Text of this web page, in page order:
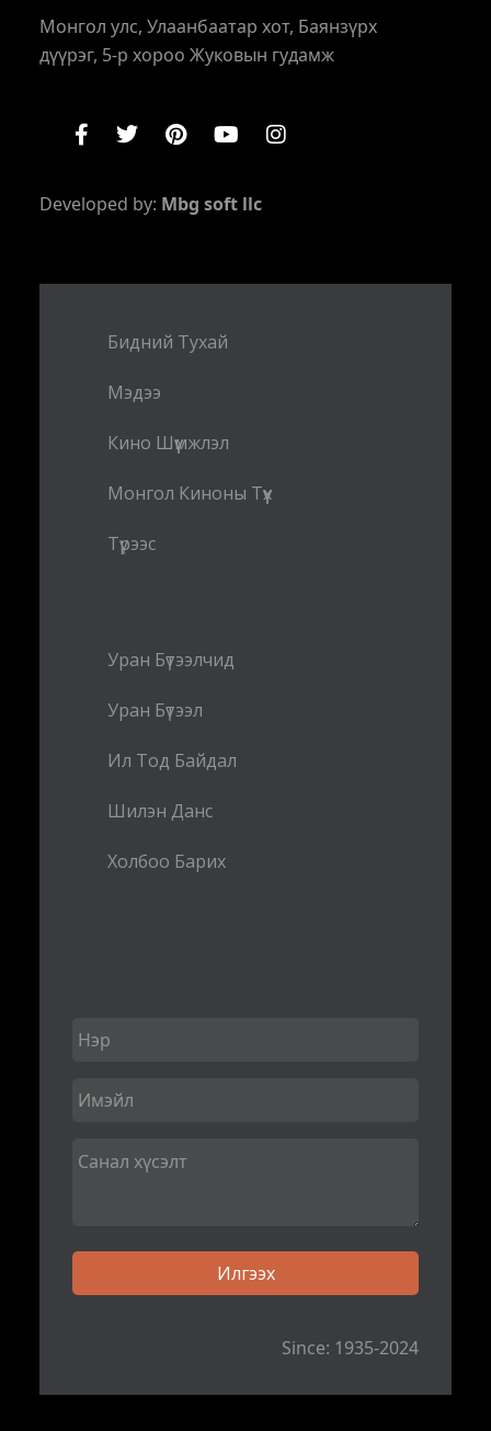
Монгол улс, Улаанбаатар хот, Баянзүрх
дүүрэг, 5-р хороо Жуковын гудамж
Developed by: Mbg soft llc
Бидний Тухай
Мэдээ
Кино Шүүмжлэл
Монгол Киноны Түүх
Түрээс
Уран Бүтээлчид
Уран Бүтээл
Ил Тод Байдал
Шилэн Данс
Холбоо Барих
Since: 1935-2024